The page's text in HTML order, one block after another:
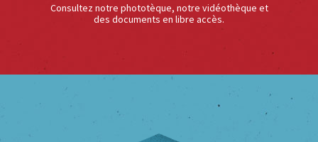
Consultez notre phototèque, notre vidéothèque et
des documents en libre accès.